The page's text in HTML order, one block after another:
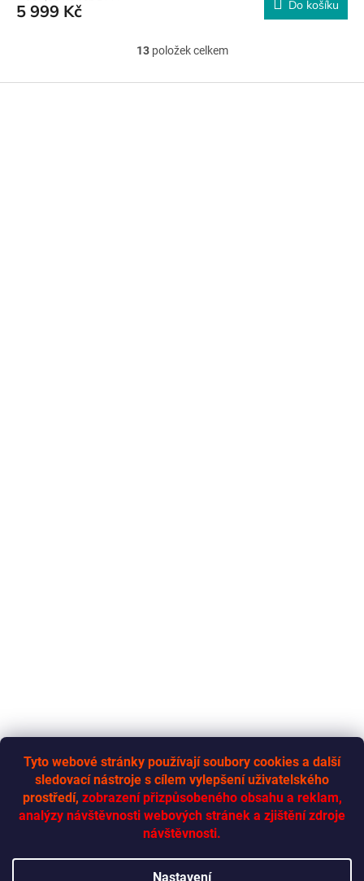
Tyto webové stránky používají soubory cookies a další
sledovací nástroje s cílem vylepšení uživatelského
prostředí, zobrazení přizpůsobeného obsahu a reklam,
analýzy návštěvnosti webových stránek a zjištění zdroje
návštěvnosti.
Nastavení
A
5 999 Kč Do košíku
O
l
13položek celkem
Z
RYCHLÁ-DODÁVKA.CZ